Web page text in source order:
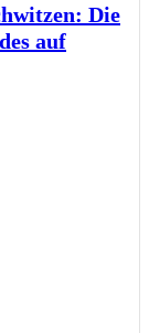
Die
auf